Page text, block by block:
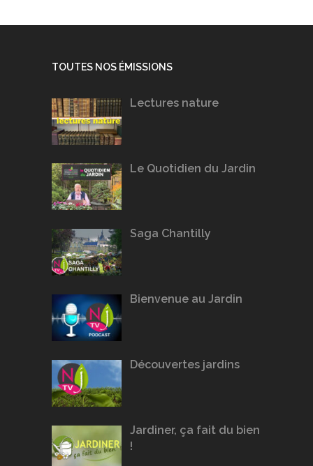
TOUTES NOS ÉMISSIONS
Lectures nature
Le Quotidien du Jardin
Saga Chantilly
Bienvenue au Jardin
Découvertes jardins
Jardiner, ça fait du bien
!